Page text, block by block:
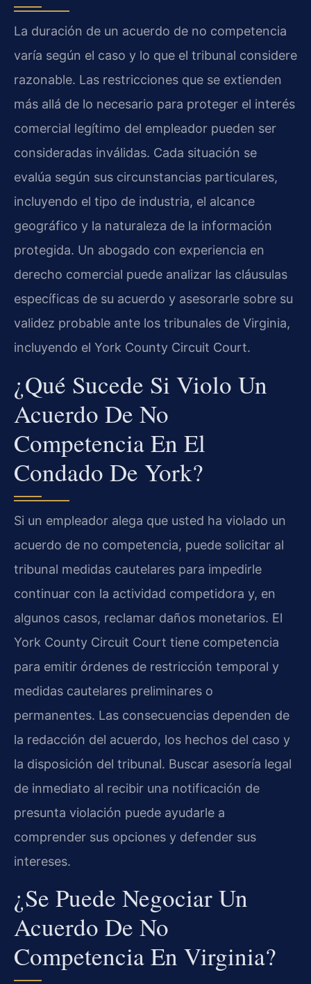
La duración de un acuerdo de no competencia
varía según el caso y lo que el tribunal considere
razonable. Las restricciones que se extienden
más allá de lo necesario para proteger el interés
comercial legítimo del empleador pueden ser
consideradas inválidas. Cada situación se
evalúa según sus circunstancias particulares,
incluyendo el tipo de industria, el alcance
geográfico y la naturaleza de la información
protegida. Un abogado con experiencia en
derecho comercial puede analizar las cláusulas
específicas de su acuerdo y asesorarle sobre su
validez probable ante los tribunales de Virginia,
incluyendo el York County Circuit Court.
¿Qué Sucede Si Violo Un
Acuerdo De No
Competencia En El
Condado De York?
Si un empleador alega que usted ha violado un
acuerdo de no competencia, puede solicitar al
tribunal medidas cautelares para impedirle
continuar con la actividad competidora y, en
algunos casos, reclamar daños monetarios. El
York County Circuit Court tiene competencia
para emitir órdenes de restricción temporal y
medidas cautelares preliminares o
permanentes. Las consecuencias dependen de
la redacción del acuerdo, los hechos del caso y
la disposición del tribunal. Buscar asesoría legal
de inmediato al recibir una notificación de
presunta violación puede ayudarle a
comprender sus opciones y defender sus
intereses.
¿Se Puede Negociar Un
Acuerdo De No
Competencia En Virginia?